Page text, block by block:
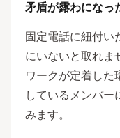
矛盾が露わになっ
固定電話に紐付い
にいないと取れま
ワークが定着した
しているメンバー
みます。